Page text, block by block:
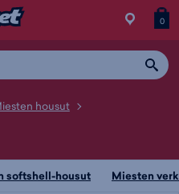
Siirry
0
housut
softshell-housut Miesten